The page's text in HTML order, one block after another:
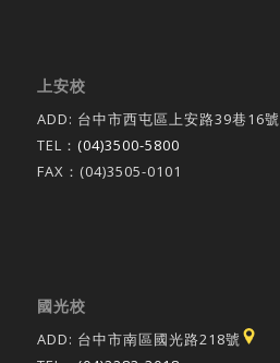
上安校
ADD: 台中市西屯區上安路39巷16號
TEL： (04)3500-5800
FAX：(04)3505-0101
國光校
ADD: 台中市南區國光路218號